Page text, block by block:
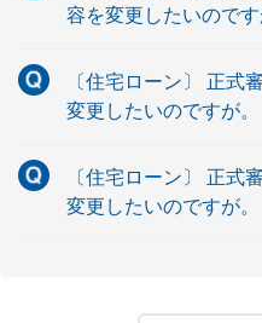
容を変更したいのです
〔住宅ローン〕 正式
変更したいのですが。
〔住宅ローン〕 正式
変更したいのですが。